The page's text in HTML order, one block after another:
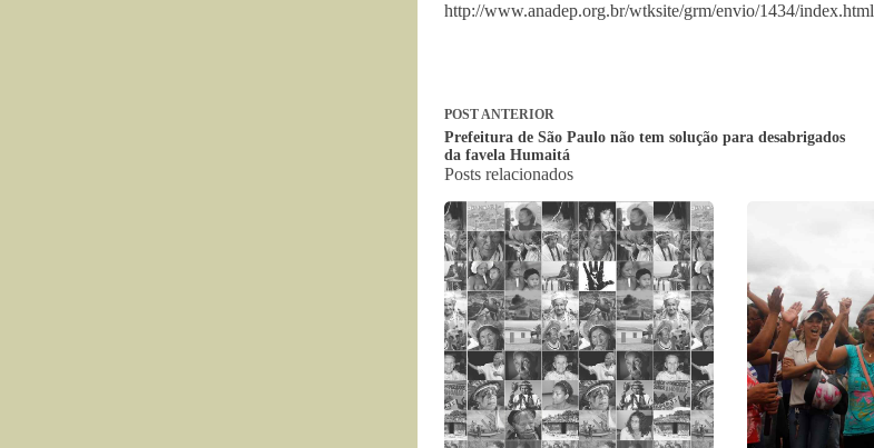
http://www.anadep.org.br/wtksite/grm/envio/1434/index.html
POSTANTERIOR
Prefeitura de São Paulo não tem solução para desabrigados
da favela Humaitá
Posts relacionados